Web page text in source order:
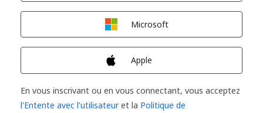
Microsoft
Apple
En vous inscrivant ou en vous connectant, vous acceptez
l'Entente avec l'utilisateuret la Politique de